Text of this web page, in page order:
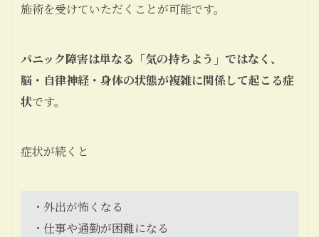
施術を受けていただくことが可能です。
パニック障害は単なる「気の持ちよう」ではなく、
脳・自律神経・身体の状態が複雑に関係して起こる症
状です。
症状が続くと
・外出が怖くなる
・仕事や通勤が困難になる